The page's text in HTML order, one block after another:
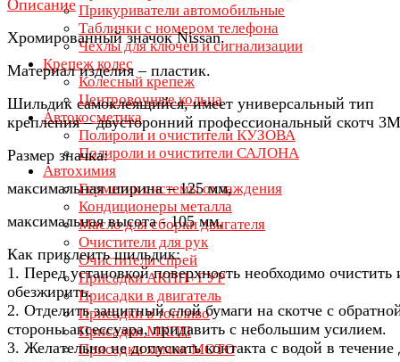
Прикуриватели автомобильные
Таблички с номером телефона
Чехлы для ключей и сигнализации
Крепеж колес
Колесный крепеж
Центровочные кольца
Автокосметика
Полироли и очистители КУЗОВА
Полироли и очистители САЛОНА
Автохимия
Герметик системы охлаждения
Кондиционеры металла
Масло для сборки двигателя
Очистители для рук
Очистители спрей
Присадки АКПП+ГУР
Присадки в двигатель
Присадки в топливо
Присадки МКПП
Присадки химия МОТО
Описание
Хромированный значок Nissan.
Материал изделия – пластик.
Шильдик самоклеящийся, имеет универсальный тип
крепления – двусторонний профессиональный скотч
Размер значка:
максимальная ширина – 125 мм,
максимальная высота - 105 мм,
Как приклеить шильдик:
1. Перед установкой поверхность необходимо очистить
обезжирить.
2. Отделить защитный слой бумаги на скотче с
стороны аксессуара, придавить с небольшим усилием.
3. Желательно не допускать контакта с водой в течение